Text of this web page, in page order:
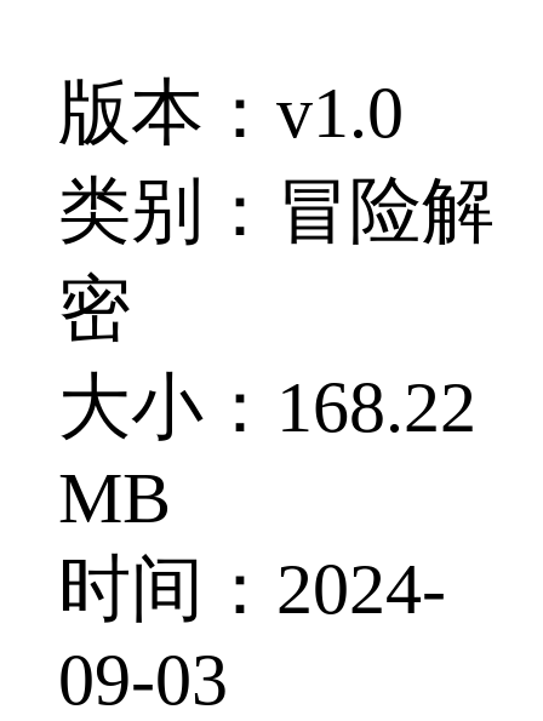
版本：v1.0
类别：冒险解
密
大小：168.22
MB
时间：2024-
09-03